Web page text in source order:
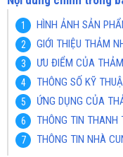
HÌNH ẢNH SẢN
GIỚI THIỆU THẢM
ƯU ĐIỂM CỦA
THÔNG SỐ KỸ
ỨNG DỤNG CỦA
THÔNG TIN THANH
THÔNG TIN NHÀ